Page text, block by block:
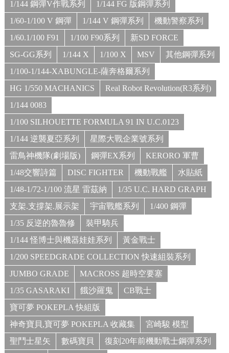
1/144 鋼彈V作戰系列
1/144 FG 版鋼彈系列
1/60-1/100 V 鋼彈
1/144 V 鋼彈系列
機動警察系列
1/60.1/100 F91
1/100 F90系列
新SD FORCE
SG-GG系列
1/144 X 1/100 X MSV
其他鋼彈系列
1/100-1/144-XABUNGLE-薩奔格爾系列
HG 1/550 MACHANICS
Real Robot Revolution(R3系列)
1/144 0083
1/100 SILHOUETTE FORMULA 91 IN U.C.0123
1/144 逆襲夏亞系列
星際大戰企業號系列
雷鳥神機隊(劇場版)
鋼彈EX系列
KERORO 軍曹
1/48交響詩篇
DISC FIGHTER 機動戰艦
水貼紙
1/48-1/72-1/100 流星 雷茲納
1/35 U.C. HARD GRAPH
支架.支撐架.展示架
宇宙戰艦系列
1/400 鋼彈
1/35 反逆的魯魯修
裝甲騎兵
1/144 怪博士與機器娃娃系列
黃金戰士
1/200 SPEEDGRADE COLLECTION 快速組裝系列
JUMBO GRADE
MACROSS 超時空要塞
1/35 GASARAKI
餓沙羅鬼
CB戰士
寶可夢 POKEPLA 快組版
神奇寶貝,寶可夢 POKEPLA 收藏集
宮崎駿 模型
聖鬥士星矢
數碼寶貝
復刻20年前機動戰士鋼彈系列